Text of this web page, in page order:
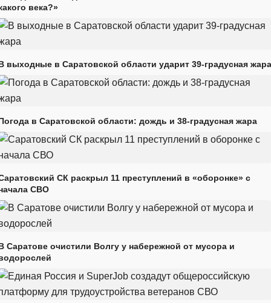
века?»
выходные в Саратовской области ударит 39-градусная жара
в Саратовской области: дождь и 38-градусная жара
СК раскрыл 11 преступлений в «оборонке» с
СВО
Саратове очистили Волгу у набережной от мусора и